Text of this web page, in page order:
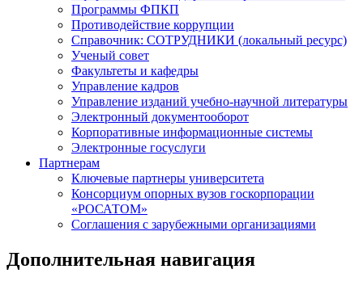
Программы ФПКП
Противодействие коррупции
Справочник: СОТРУДНИКИ (локальный ресурс)
Ученый совет
Факультеты и кафедры
Управление кадров
Управление изданий учебно-научной литературы
Электронный документооборот
Корпоративные информационные системы
Электронные госуслуги
Партнерам
Ключевые партнеры университета
Консорциум опорных вузов госкорпорации
«РОСАТОМ»
Соглашения с зарубежными организациями
Дополнительная навигация